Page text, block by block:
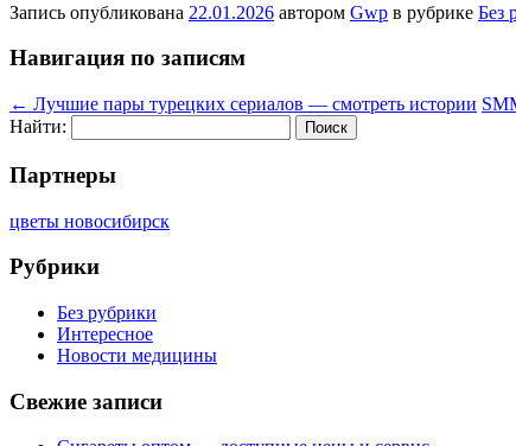
Запись опубликована 22.01.2026 автором Gwp в рубрике Без
Навигация по записям
← Лучшие пары турецких сериалов — смотреть истории
Найти:
Партнеры
цветы новосибирск
Рубрики
Без рубрики
Интересное
Новости медицины
Свежие записи